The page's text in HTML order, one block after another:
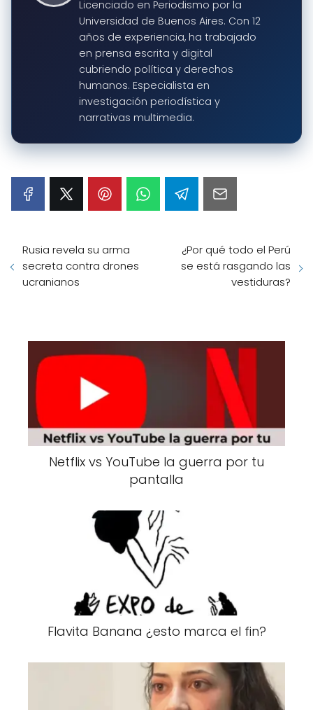
Licenciado en Periodismo por la
Universidad de Buenos Aires. Con 12
años de experiencia, ha trabajado
en prensa escrita y digital
cubriendo política y derechos
humanos. Especialista en
investigación periodística y
narrativas multimedia.
Rusia revela su arma
secreta contra drones
ucranianos
¿Por qué todo el Perú
se está rasgando las
vestiduras?
Netflix vs YouTube la guerra por tu
pantalla
Flavita Banana ¿esto marca el fin?